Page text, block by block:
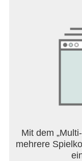
Mit dem
mehrere